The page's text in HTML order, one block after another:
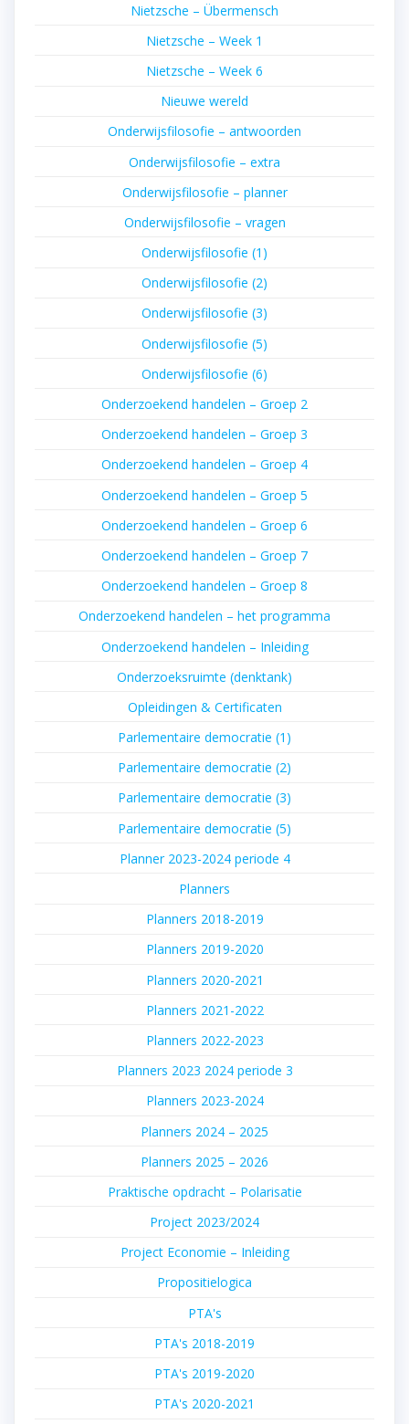
Nietzsche – Übermensch
Nietzsche – Week 1
Nietzsche – Week 6
Nieuwe wereld
Onderwijsfilosofie – antwoorden
Onderwijsfilosofie – extra
Onderwijsfilosofie – planner
Onderwijsfilosofie – vragen
Onderwijsfilosofie (1)
Onderwijsfilosofie (2)
Onderwijsfilosofie (3)
Onderwijsfilosofie (5)
Onderwijsfilosofie (6)
Onderzoekend handelen – Groep 2
Onderzoekend handelen – Groep 3
Onderzoekend handelen – Groep 4
Onderzoekend handelen – Groep 5
Onderzoekend handelen – Groep 6
Onderzoekend handelen – Groep 7
Onderzoekend handelen – Groep 8
Onderzoekend handelen – het programma
Onderzoekend handelen – Inleiding
Onderzoeksruimte (denktank)
Opleidingen & Certificaten
Parlementaire democratie (1)
Parlementaire democratie (2)
Parlementaire democratie (3)
Parlementaire democratie (5)
Planner 2023-2024 periode 4
Planners
Planners 2018-2019
Planners 2019-2020
Planners 2020-2021
Planners 2021-2022
Planners 2022-2023
Planners 2023 2024 periode 3
Planners 2023-2024
Planners 2024 – 2025
Planners 2025 – 2026
Praktische opdracht – Polarisatie
Project 2023/2024
Project Economie – Inleiding
Propositielogica
PTA's
PTA's 2018-2019
PTA's 2019-2020
PTA's 2020-2021